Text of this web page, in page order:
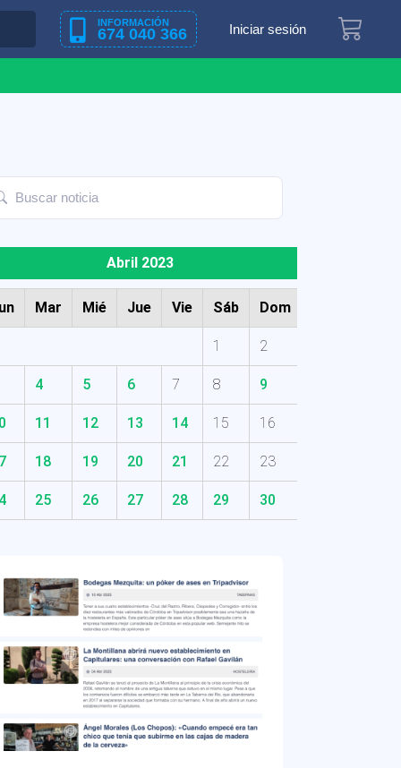
INFORMACIÓN
674 040 366 Iniciar sesión
Abril 2023
Mar Mié Jue Vie Sáb Dom
1 2
4 5 6 7 8 9
11 12 13 14 15 16
18 19 20 21 22 23
25 26 27 28 29 30